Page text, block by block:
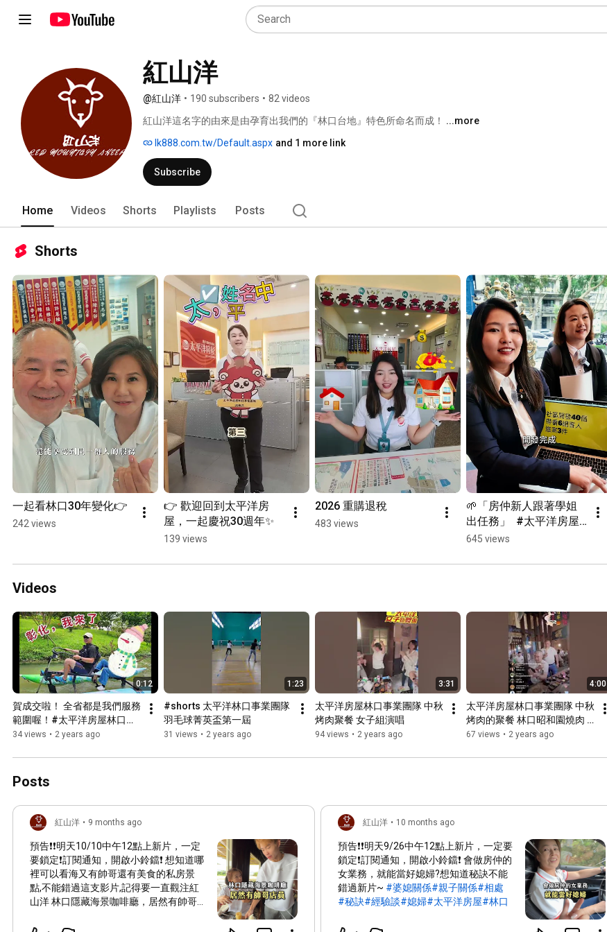
紅山洋
@紅山洋 • 190 subscribers • 82 videos
紅山洋這名字的由來是由孕育出我們的『林口台地』特色所命名而成！ ...more
lk888.com.tw/Default.aspx and 1 more link
Subscribe
Home Videos Shorts Playlists Posts
Shorts
一起看林口30年變化👉
242 views
👉 歡迎回到太平洋房
屋，一起慶祝30週年✨
139 views
2026 重購退稅
483 views
🌱「房仲新人跟著學姐
出任務」  #太平洋房屋
#社區專家 #搞笑 #林口
醫院  #拜拜  #土地公
645 views
Videos
0:12
賀成交啦！ 全省都是我們服務
範圍喔！#太平洋房屋林口事
業團隊 #林口房仲 #林口買賣
34 views • 2 years ago
1:23
#shorts 太平洋林口事業團隊
羽毛球菁英盃第一屆
31 views • 2 years ago
3:31
太平洋房屋林口事業團隊 中秋
烤肉聚餐 女子組演唱
94 views • 2 years ago
4:00
太平洋房屋林口事業團隊 中秋
烤肉的聚餐 林口昭和園燒肉
男子組歌唱節目
67 views • 2 years ago
Posts
紅山洋 • 9 months ago
預告❗❗明天10/10中午12點上新片，一定
要鎖定❗訂閱通知，開啟小鈴鐺❗ 想知道哪
裡可以看海又有帥哥還有美食的私房景
點,不能錯過這支影片,記得要一直觀注紅
山洋 林口隱藏海景咖啡廳，居然有帥哥
#炸雞
#海景
紅山洋 • 10 months ago
預告❗❗明天9/26中午12點上新片，一定要
鎖定❗訂閱通知，開啟小鈴鐺❗ 會做房仲的
女業務，就能當好媳婦?想知道秘訣不能
錯過新片~ #婆媳關係#親子關係#相處
#秘訣#經驗談#媳婦#太平洋房屋#林口